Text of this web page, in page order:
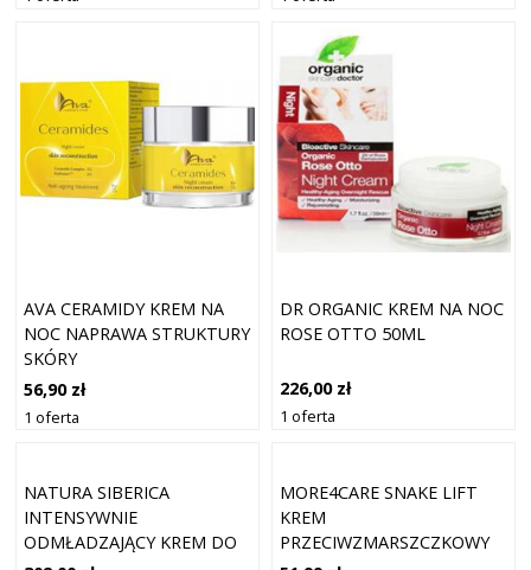
AVA CERAMIDY KREM NA
NOC NAPRAWA STRUKTURY
SKÓRY
PRZECIWSTARZENIOWY
50ML
56,90 zł
1 oferta
DR ORGANIC KREM NA NOC
ROSE OTTO 50ML
226,00 zł
1 oferta
NATURA SIBERICA
INTENSYWNIE
ODMŁADZAJĄCY KREM DO
MORE4CARE SNAKE LIFT
KREM
PRZECIWZMARSZCZKOWY